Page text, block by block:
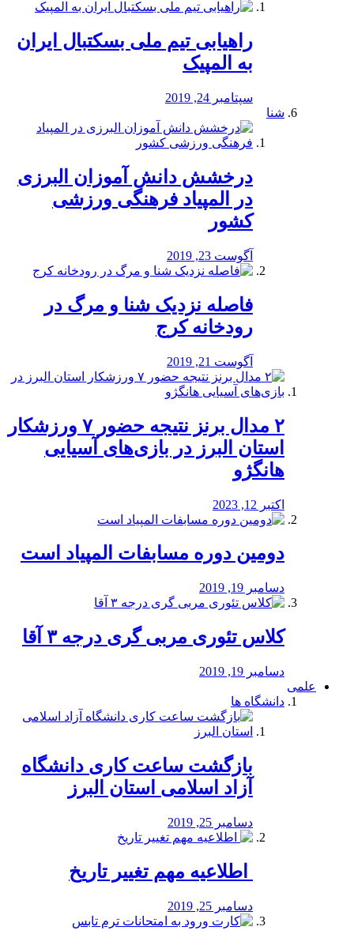
راهیابی تیم ملی بسکتبال ایران
به المپیک
سپتامبر 24, 2019
شنا
درخشش دانش آموزان البرزی
در المپیاد فرهنگی ورزشی
کشور
آگوست 23, 2019
️فاصله نزدیک شنا و مرگ در
رودخانه کرج
آگوست 21, 2019
۲ مدال برنز نتیجه حضور ۷ ورزشکار
استان البرز در بازی‌های آسیایی
هانگژو
اکتبر 12, 2023
دومین دوره مسابفات المپیاد است
دسامبر 19, 2019
کلاس تئوری مربی گری درجه ۳ آقا
دسامبر 19, 2019
علمی
دانشگاه ها
بازگشت ساعت کاری دانشگاه
آزاد اسلامی استان البرز
دسامبر 25, 2019
️ اطلاعیه مهم تغییر تاریخ
دسامبر 25, 2019